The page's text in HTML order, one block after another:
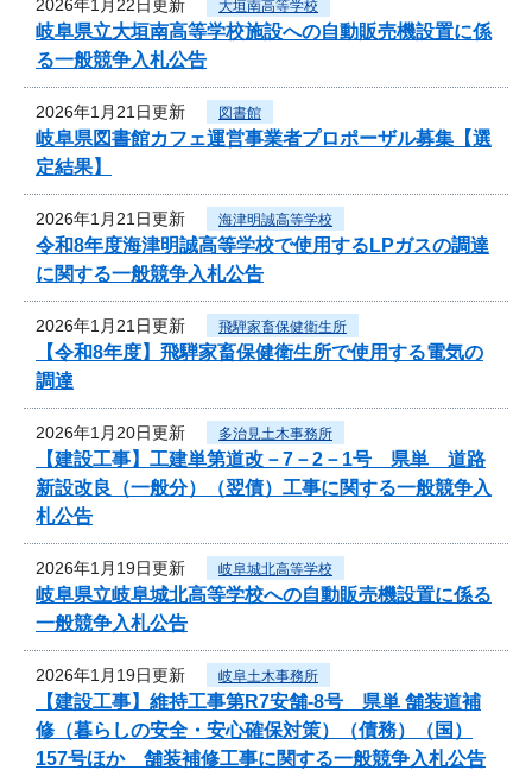
2026年1月22日更新 大垣南高等学校
岐阜県立大垣南高等学校施設への自動販売機設置に係
る一般競争入札公告
2026年1月21日更新 図書館
岐阜県図書館カフェ運営事業者プロポーザル募集【選
定結果】
2026年1月21日更新 海津明誠高等学校
令和8年度海津明誠高等学校で使用するLPガスの調達
に関する一般競争入札公告
2026年1月21日更新 飛騨家畜保健衛生所
【令和8年度】飛騨家畜保健衛生所で使用する電気の
調達
2026年1月20日更新 多治見土木事務所
【建設工事】工建単第道改－7－2－1号 県単 道路
新設改良（一般分）（翌債）工事に関する一般競争入
札公告
2026年1月19日更新 岐阜城北高等学校
岐阜県立岐阜城北高等学校への自動販売機設置に係る
一般競争入札公告
2026年1月19日更新 岐阜土木事務所
【建設工事】維持工事第R7安舗-8号 県単 舗装道補
修（暮らしの安全・安心確保対策）（債務）（国）
157号ほか 舗装補修工事に関する一般競争入札公告